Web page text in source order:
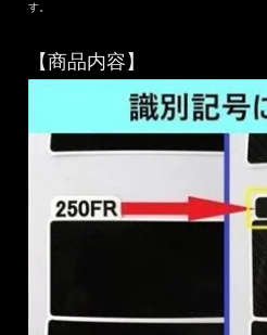
す。
【商品内容】